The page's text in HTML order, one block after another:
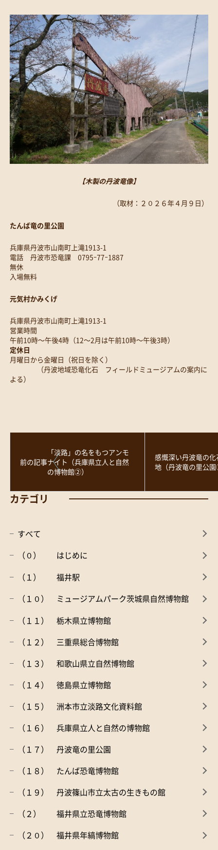
【木製の丹波竜像】
（取材：２０２６年４月９日）
たんば竜の里公園
兵庫県丹波市山南町上滝1913-1
電話 丹波市恐竜課 0795ｰ77ｰ1887
無休
入場無料
元気村かみくげ
兵庫県丹波市山南町上滝1913-1
営業時間
午前10時～午後4時（12～2月は午前10時～午後3時）
定休日
月曜日から金曜日（祝日を除く）
（丹波地域恐竜化石 フィールドミュージアムの案内に
よる）
前の記事
「淡路」の名をもつアンモ
ナイト（兵庫県立人と自然
の博物館②）
感慨深い丹波竜の
地（丹波竜の里公
カテゴリ
すべて
（０） はじめに
（１） 福井駅
（１０） ミュージアムパーク茨城県自然博物館
（１１） 栃木県立博物館
（１２） 三重県総合博物館
（１３） 和歌山県立自然博物館
（１４） 徳島県立博物館
（１５） 洲本市立淡路文化資料館
（１６） 兵庫県立人と自然の博物館
（１７） 丹波竜の里公園
（１８） たんば恐竜博物館
（１９） 丹波篠山市立太古の生きもの館
（２） 福井県立恐竜博物館
（２０） 福井県年縞博物館